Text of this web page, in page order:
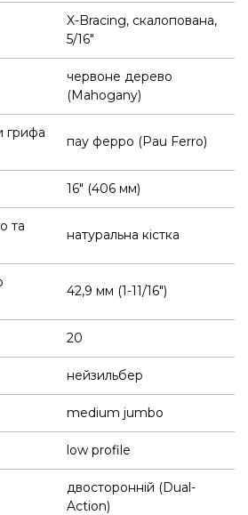
X-Bracing, скалопована,
5/16"
червоне дерево
(Mahogany)
грифа
пау ферро (Pau Ferro)
16" (406 мм)
та
натуральна кістка
42,9 мм (1-11/16″)
20
нейзильбер
medium jumbo
low profile
двосторонній (Dual-
Action)